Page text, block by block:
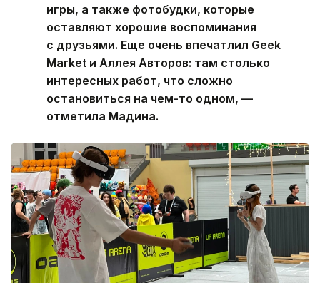
игры, а также фотобудки, которые
оставляют хорошие воспоминания
с друзьями. Еще очень впечатлил Geek
Market и Аллея Авторов: там столько
интересных работ, что сложно
остановиться на чем-то одном, —
отметила Мадина.